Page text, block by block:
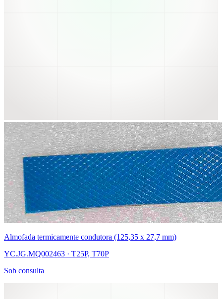
Almofada termicamente condutora (125,35 x 27,7 mm)
YC.JG.MQ002463 · T25P, T70P
Sob consulta